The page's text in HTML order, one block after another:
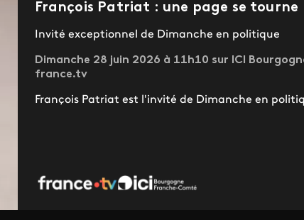
François Patriat : une page se tourne
Invité exceptionnel de Dimanche en politique
Dimanche 28 juin 2026 à 11h10 sur ICI
france.tv
François Patriat est l'invité de Dimanche en